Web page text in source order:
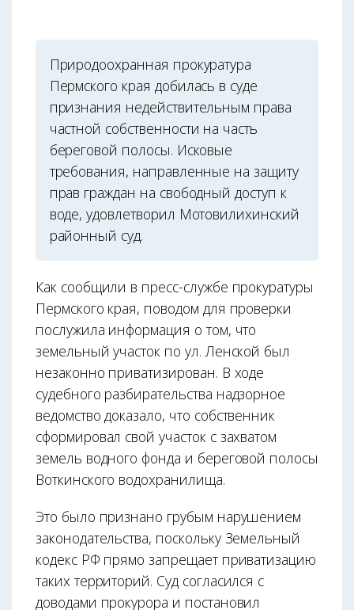
Природоохранная прокуратура
Пермского края добилась в суде
признания недействительным права
частной собственности на часть
береговой полосы. Исковые
требования, направленные на защиту
прав граждан на свободный доступ к
воде, удовлетворил Мотовилихинский
районный суд.
Как сообщили в пресс-службе прокуратуры
Пермского края, поводом для проверки
послужила информация о том, что
земельный участок по ул. Ленской был
незаконно приватизирован. В ходе
судебного разбирательства надзорное
ведомство доказало, что собственник
сформировал свой участок с захватом
земель водного фонда и береговой полосы
Воткинского водохранилища.
Это было признано грубым нарушением
законодательства, поскольку Земельный
кодекс РФ прямо запрещает приватизацию
таких территорий. Суд согласился с
доводами прокурора и постановил